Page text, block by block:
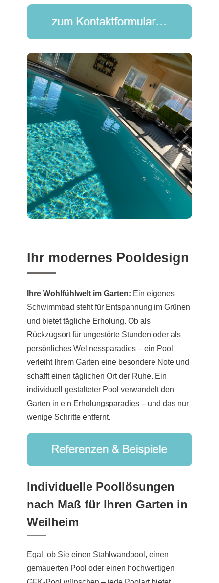
Ihr modernes Pooldesign
Ihre Wohlfühlwelt im Garten: Ein eigenes
Schwimmbad steht für Entspannung im Grünen
und bietet tägliche Erholung. Ob als
Rückzugsort für ungestörte Stunden oder als
persönliches Wellnessparadies – ein Pool
verleiht Ihrem Garten eine besondere Note und
schafft einen täglichen Ort der Ruhe. Ein
individuell gestalteter Pool verwandelt den
Garten in ein Erholungsparadies – und das nur
wenige Schritte entfernt.
Individuelle Poollösungen
nach Maß für Ihren Garten in
Weilheim
Egal, ob Sie einen Stahlwandpool, einen
gemauerten Pool oder einen hochwertigen